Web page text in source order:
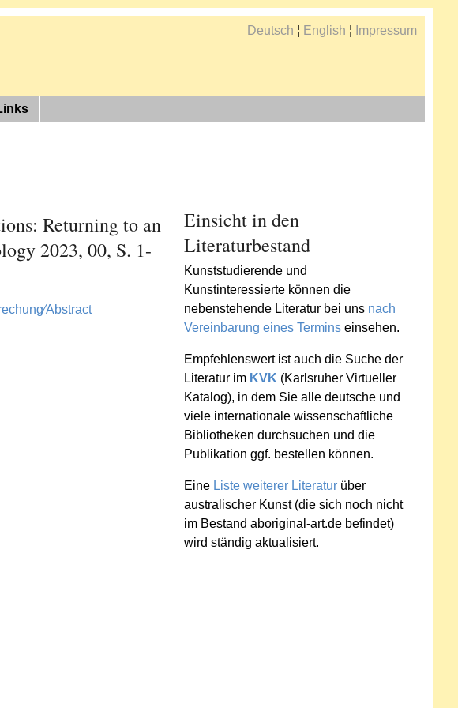
Deutsch ¦ English ¦ Impressum
Einsicht in den
Literaturbestand
Kunststudierende und
Kunstinteressierte können die
nebenstehende Literatur bei uns nach
Vereinbarung eines Termins einsehen.
Empfehlenswert ist auch die Suche der
Literatur im KVK (Karlsruher Virtueller
Katalog), in dem Sie alle deutsche und
viele internationale wissenschaftliche
Bibliotheken durchsuchen und die
Publikation ggf. bestellen können.
Eine Liste weiterer Literatur über
australischer Kunst (die sich noch nicht
im Bestand aboriginal-art.de befindet)
wird ständig aktualisiert.
Returning to an
2023, 00, S. 1-